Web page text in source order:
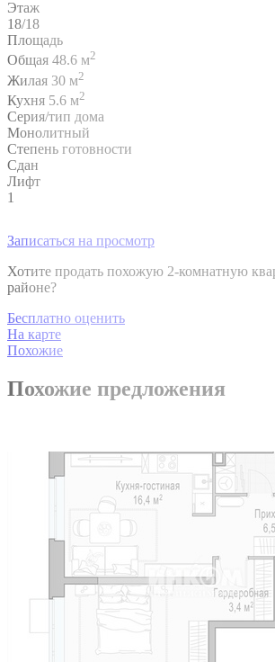
Этаж
18/18
Площадь
Общая 48.6 м2
Жилая 30 м2
Кухня 5.6 м2
Серия/тип дома
Монолитный
Степень готовности
Сдан
Лифт
1
Записаться на просмотр
Хотите продать похожую 2-комнатную
районе?
Бесплатно оценить
На карте
Похожие
Похожие предложения